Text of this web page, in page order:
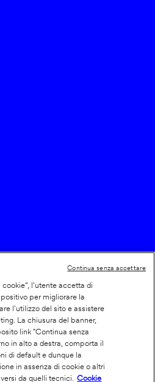
l'utente accetta di
per migliorare la
l'utilizzo del sito e assistere
La chiusura del banner,
link "Continua senza
in alto a destra, comporta il
di default e dunque la
in assenza di cookie o altri
da quelli tecnici.
Cookie
Continua senza accettare